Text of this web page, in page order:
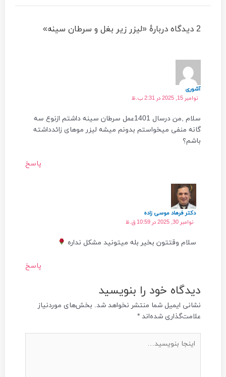
2 دیدگاه دربارهٔ «لیزر زیر بغل و سرطان سینه»
آشوری
نوامبر 15, 2025 در 2:31 ب.ظ
سلام ,من درسال 1401عمل سرطان سینه داشتم ازنوع سه
گانه منفی میخواستم بدونم میشه لیزر موهای زائدداشته
باشم؟
پاسخ
دکتر فرهاد موسی زاده
نوامبر 30, 2025 در 10:59 ق.ظ
سلام وقتتون بخیر بله میتونید مشکل نداره
پاسخ
دیدگاه‌ خود را بنویسید
نشانی ایمیل شما منتشر نخواهد شد. بخش‌های موردنیاز
علامت‌گذاری شده‌اند *
بنویسید…